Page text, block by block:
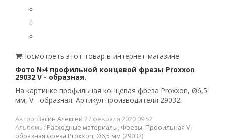
Посмотреть этот товар в интернет-магазине
Фото №4 профильной концевой фрезы Proxxon
29032 V - образная.
На картинке профильная концевая фреза Proxxon, Ø6,5
мм, V - образная. Артикул производителя 29032.
Автор: Васин Алексей 27 февраля 2020 09:52
Альбомы: Расходные материалы, Фрезы, Профильная V-
образная фреза Proxxon, Ø6,5 мм (29032)